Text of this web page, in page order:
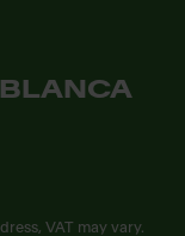
VAT may vary.